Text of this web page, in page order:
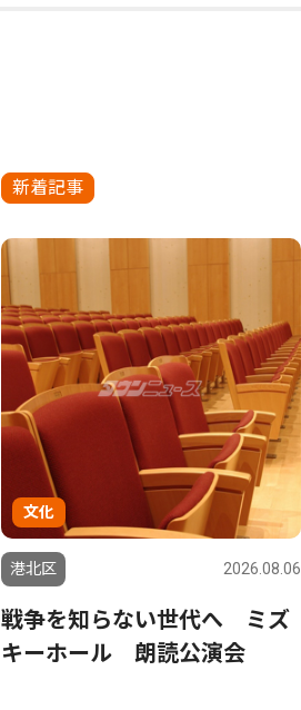
新着記事
文化
港北区 2026.08.06
戦争を知らない世代へ ミズ
キーホール 朗読公演会